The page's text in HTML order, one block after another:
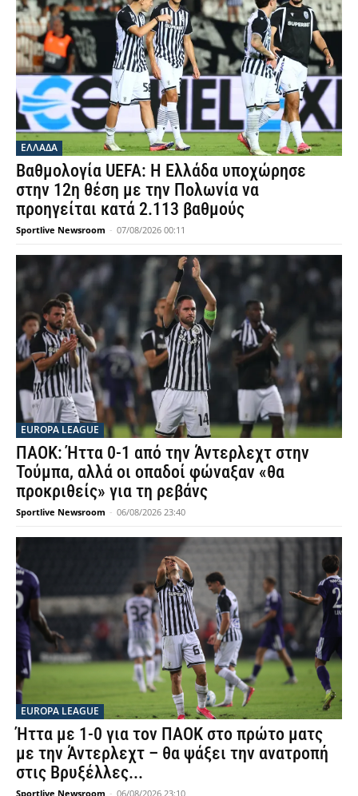
ΕΛΛΑΔΑ
Βαθμολογία UEFA: Η Ελλάδα υποχώρησε
στην 12η θέση με την Πολωνία να
προηγείται κατά 2.113 βαθμούς
Sportlive Newsroom - 07/08/2026 00:11
EUROPA LEAGUE
ΠΑΟΚ: Ήττα 0-1 από την Άντερλεχτ στην
Τούμπα, αλλά οι οπαδοί φώναξαν «θα
προκριθείς» για τη ρεβάνς
Sportlive Newsroom - 06/08/2026 23:40
EUROPA LEAGUE
Ήττα με 1-0 για τον ΠΑΟΚ στο πρώτο ματς
με την Άντερλεχτ – θα ψάξει την ανατροπή
στις Βρυξέλλες...
Sportlive Newsroom - 06/08/2026 23:10